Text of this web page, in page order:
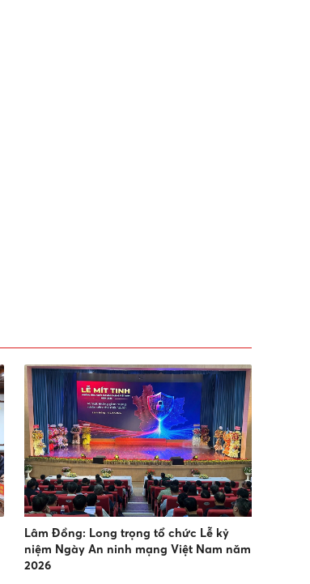
Lâm Đồng: Long trọng tổ chức Lễ kỷ
niệm Ngày An ninh mạng Việt Nam năm
2026